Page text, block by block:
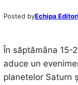
Posted byEchipa
În săptămâna 15-
aduce un
planetelor Saturn